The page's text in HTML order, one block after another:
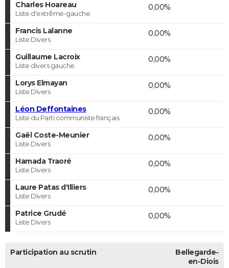
Charles Hoareau
Liste d'extrême-gauche
0,00%
Francis Lalanne
Liste Divers
0,00%
Guillaume Lacroix
Liste divers gauche
0,00%
Lorys Elmayan
Liste Divers
0,00%
Léon Deffontaines
Liste du Parti communiste français
0,00%
Gaël Coste-Meunier
Liste Divers
0,00%
Hamada Traoré
Liste Divers
0,00%
Laure Patas d'Illiers
Liste Divers
0,00%
Patrice Grudé
Liste Divers
0,00%
Participation au scrutin
Bellegarde-
en-Diois